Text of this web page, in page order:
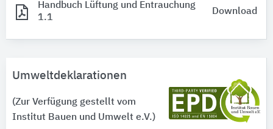
Handbuch Lüftung und Entrauchung
1.1
Download
Umweltdeklarationen
(Zur Verfügung gestellt vom
Institut Bauen und Umwelt e.V.)